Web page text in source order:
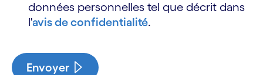
données personnelles tel que décrit dans
l'avis de confidentialité.
Envoyer